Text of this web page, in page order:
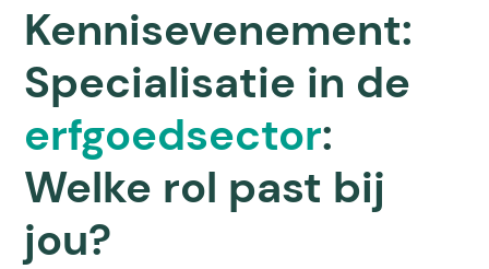
Kennisevenement:
Specialisatie in de
erfgoedsector:
Welke rol past bij
jou?